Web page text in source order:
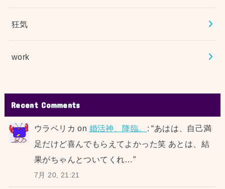
狂気
work
Recent Comments
ウラベリカ on 婚活神、降臨。 : “あはは、自己満
足だけど喜んでもらえてよかった笑 あとは、結
果がちゃんとついてくれ…”
7月 20, 21:21